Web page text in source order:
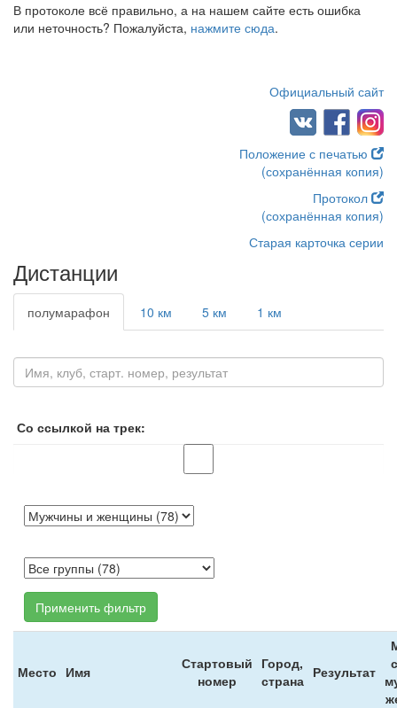
В протоколе всё правильно, а на нашем сайте есть ошибка
или неточность? Пожалуйста, нажмите сюда.
Официальный сайт
Положение с печатью
(сохранённая копия)
Протокол
(сохранённая копия)
Старая карточка серии
Дистанции
полумарафон 10 км 5 км 1 км
Со ссылкой на трек:
Применить фильтр
Место Имя
Стартовый
номер
Город,
страна Результат